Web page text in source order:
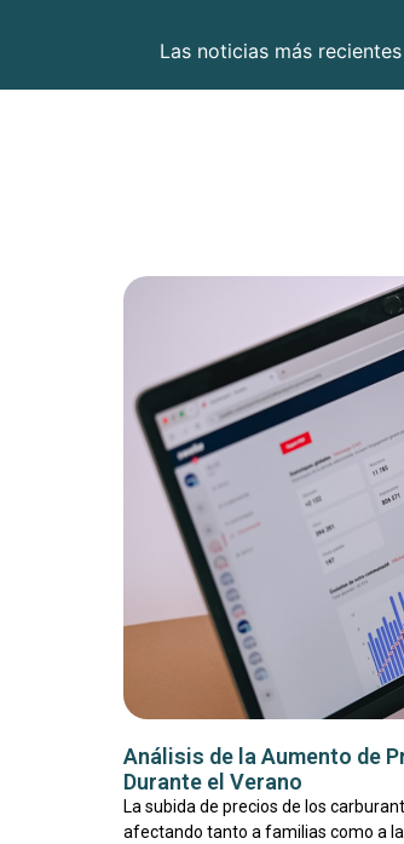
Las noticias más
Análisis de la Aumento de
Durante el Verano
La subida de precios de los
afectando tanto a familias como a